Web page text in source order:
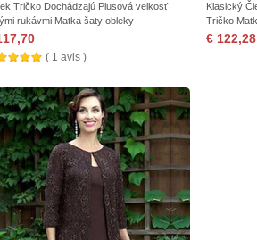
Tričko Dochádzajú Plusová velkosť
rukávmi Matka šaty obleky
( 1 avis )
Klasický
Tričko
€ 122,28